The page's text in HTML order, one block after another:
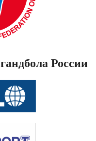
России